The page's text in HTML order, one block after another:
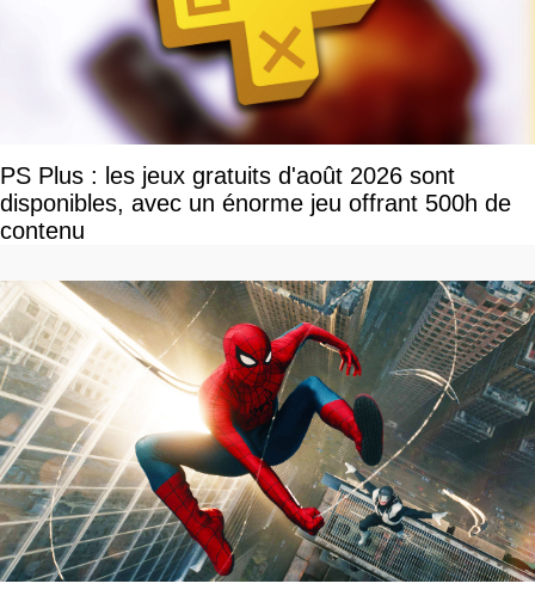
PS Plus : les jeux gratuits d'août 2026 sont
disponibles, avec un énorme jeu offrant 500h de
contenu